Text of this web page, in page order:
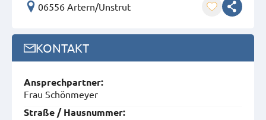
06556 Artern/Unstrut
KONTAKT
Ansprech­partner:
Frau Schönmeyer
Straße / Hausnummer: